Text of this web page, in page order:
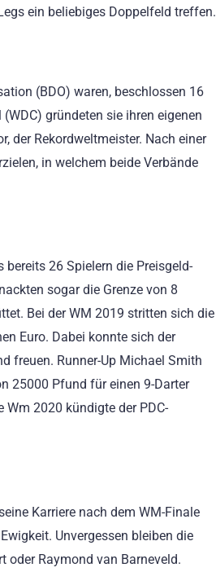
ein beliebiges Doppelfeld treffen.
(BDO) waren, beschlossen 16
gründeten sie ihren eigenen
der Rekordweltmeister. Nach einer
in welchem beide Verbände
26 Spielern die Preisgeld-
sogar die Grenze von 8
Bei der WM 2019 stritten sich die
Euro. Dabei konnte sich der
freuen. Runner-Up Michael Smith
25000 Pfund für einen 9-Darter
Wm 2020 kündigte der PDC-
Karriere nach dem WM-Finale
Unvergessen bleiben die
oder Raymond van Barneveld.